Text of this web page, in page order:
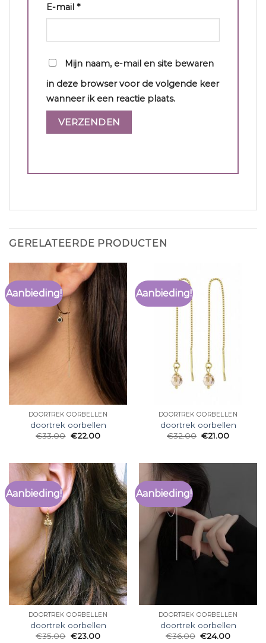
E-mail *
Mijn naam, e-mail en site bewaren
in deze browser voor de volgende keer
wanneer ik een reactie plaats.
GERELATEERDE PRODUCTEN
Aanbieding!
DOORTREK OORBELLEN
doortrek oorbellen
€33.00 €22.00
Aanbieding!
DOORTREK OORBELLEN
doortrek oorbellen
€32.00 €21.00
Aanbieding!
DOORTREK OORBELLEN
doortrek oorbellen
€35.00 €23.00
Aanbieding!
DOORTREK OORBELLEN
doortrek oorbellen
€36.00 €24.00